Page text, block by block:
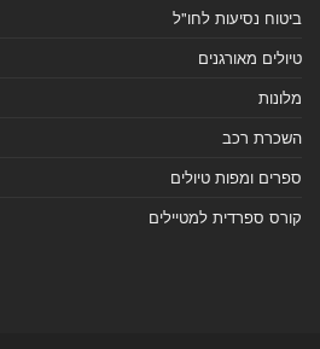
ביטוח נסיעות לחו"ל
טיולים מאורגנים
מלונות
השכרת רכב
ספרים ומפות טיולים
קורס ספרדית למטיילים